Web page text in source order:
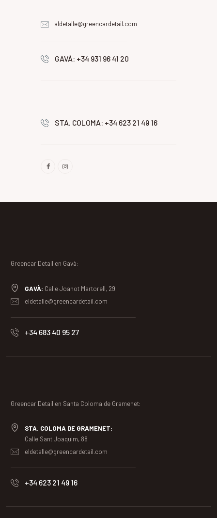
aldetalle@greencardetail.com
GAVÀ: +34 931 96 41 20
STA. COLOMA: +34 623 21 49 16
Greencar Detail en Gavà:
GAVÀ: Calle Joanot Martorell, 29
eldetalle@greencardetail.com
+34 683 40 95 27
Greencar Detail en Santa Coloma de Gramenet:
STA. COLOMA DE GRAMENET:
Calle Sant Joaquim, 88
eldetalle@greencardetail.com
+34 623 21 49 16